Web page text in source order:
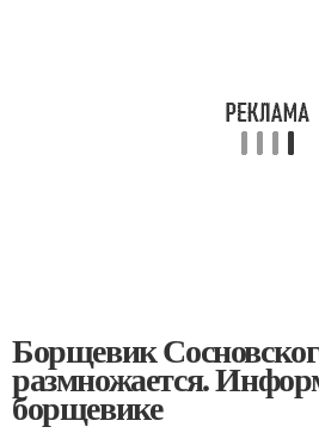
Борщевик
размножается.
борщевике